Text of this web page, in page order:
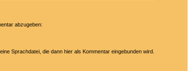
abzugeben:
Sprachdatei, die dann hier als Kommentar eingebunden wird.